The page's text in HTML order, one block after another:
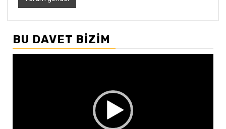
BU DAVET BIZIM